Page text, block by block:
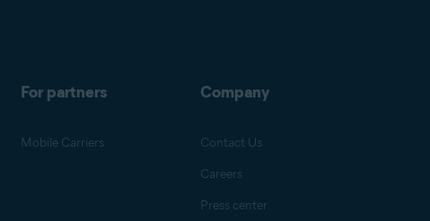
For partners
Mobile Carriers
Company
Contact Us
Careers
Press center